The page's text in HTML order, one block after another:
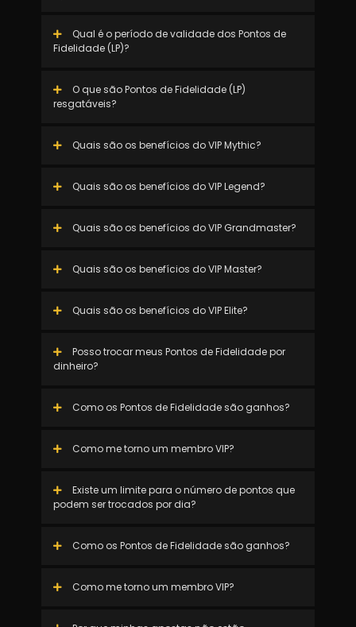
Qual é o período de validade dos Pontos de
Fidelidade (LP)?
O que são Pontos de Fidelidade (LP)
resgatáveis?
Quais são os benefícios do VIP Mythic?
Quais são os benefícios do VIP Legend?
Quais são os benefícios do VIP Grandmaster?
Quais são os benefícios do VIP Master?
Quais são os benefícios do VIP Elite?
Posso trocar meus Pontos de Fidelidade por
dinheiro?
Como os Pontos de Fidelidade são ganhos?
Como me torno um membro VIP?
Existe um limite para o número de pontos que
podem ser trocados por dia?
Como os Pontos de Fidelidade são ganhos?
Como me torno um membro VIP?